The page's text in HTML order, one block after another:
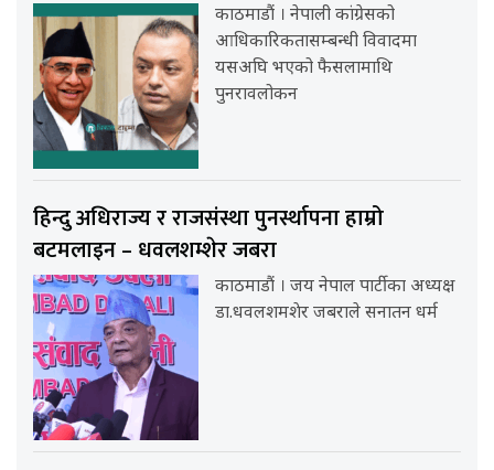
काठमाडौं । नेपाली कांग्रेसको
आधिकारिकतासम्बन्धी विवादमा
यसअघि भएको फैसलामाथि
पुनरावलोकन
हिन्दु अधिराज्य र राजसंस्था पुनर्स्थापना हाम्रो
बटमलाइन – धवलशम्शेर जबरा
काठमाडौं । जय नेपाल पार्टीका अध्यक्ष
डा.धवलशमशेर जबराले सनातन धर्म